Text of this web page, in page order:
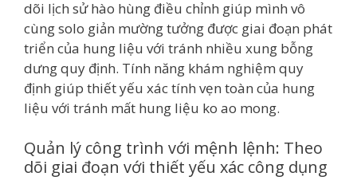
dõi lịch sử hào hùng điều chỉnh giúp mình vô
cùng solo giản mường tưởng được giai đoạn phát
triển của hung liệu với tránh nhiều xung bỗng
dưng quy định. Tính năng khám nghiệm quy
định giúp thiết yếu xác tính vẹn toàn của hung
liệu với tránh mất hung liệu ko ao mong.
Quản lý công trình với mệnh lệnh: Theo
dõi giai đoạn với thiết yếu xác công dụng